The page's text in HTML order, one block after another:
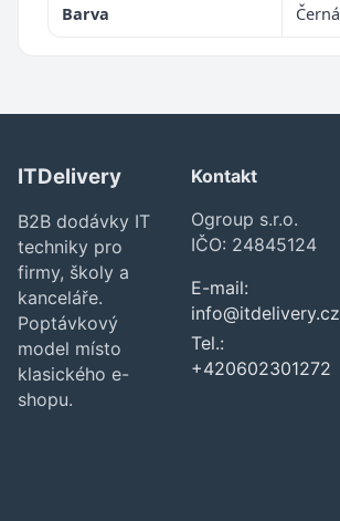
Barva Černá
ITDelivery
B2B dodávky IT
techniky pro
firmy, školy a
kanceláře.
Poptávkový
model místo
klasického e-
shopu.
Kontakt
Ogroup s.r.o.
IČO: 24845124
E-mail:
info@itdelivery.cz
Tel.:
+420602301272